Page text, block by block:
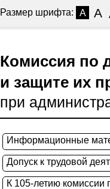
Размер шрифта: A A
Комиссия по
и защите их
при
Информационные
Допуск к трудовой
К 105-летию комиссии